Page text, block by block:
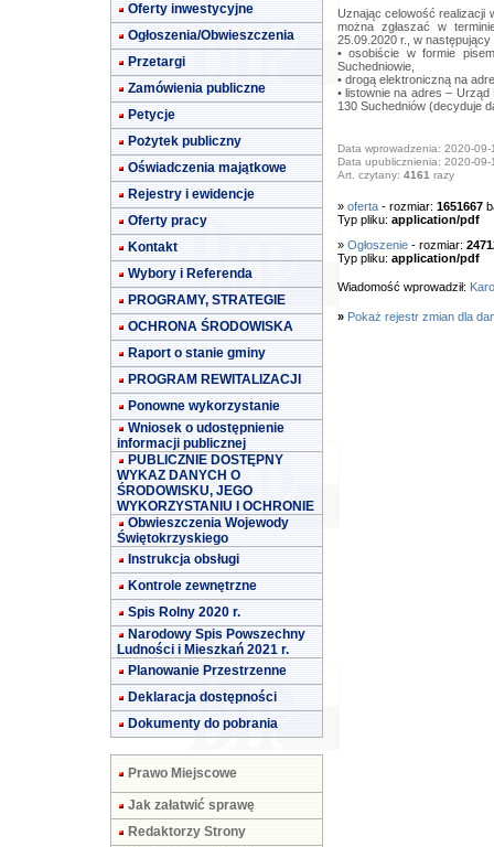
Oferty inwestycyjne
Ogłoszenia/Obwieszczenia
Przetargi
Zamówienia publiczne
Petycje
Pożytek publiczny
Oświadczenia majątkowe
Rejestry i ewidencje
Oferty pracy
Kontakt
Wybory i Referenda
PROGRAMY, STRATEGIE
OCHRONA ŚRODOWISKA
Raport o stanie gminy
PROGRAM REWITALIZACJI
Ponowne wykorzystanie
Wniosek o udostępnienie
informacji publicznej
PUBLICZNIE DOSTĘPNY
WYKAZ DANYCH O
ŚRODOWISKU, JEGO
WYKORZYSTANIU I OCHRONIE
Obwieszczenia Wojewody
Świętokrzyskiego
Instrukcja obsługi
Kontrole zewnętrzne
Spis Rolny 2020 r.
Narodowy Spis Powszechny
Ludności i Mieszkań 2021 r.
Planowanie Przestrzenne
Deklaracja dostępności
Dokumenty do pobrania
Prawo Miejscowe
Jak załatwić sprawę
Redaktorzy Strony
Uznając celowość realizacji
można zgłaszać w
25.09.2020 r., w następujący
• osobiście w formie
Suchedniowie,
• drogą elektroniczną na
• listownie na adres –
130 Suchedniów (decyduje
Data wprowadzenia: 2020-09-
Data upublicznienia: 2020-09-
Art. czytany: 4161razy
» oferta- rozmiar: 1651667
Typ pliku: application/pdf
» Ogłoszenie- rozmiar:
Typ pliku: application/pdf
Wiadomość wprowadził:
» Pokaż rejestr zmian dla